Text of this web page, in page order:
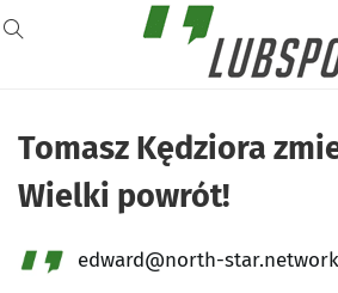
Tomasz Kędziora
Wielki powrót!
edward@north-star.network